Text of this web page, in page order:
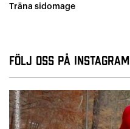
Träna sidomage
Följ oss på Instagram